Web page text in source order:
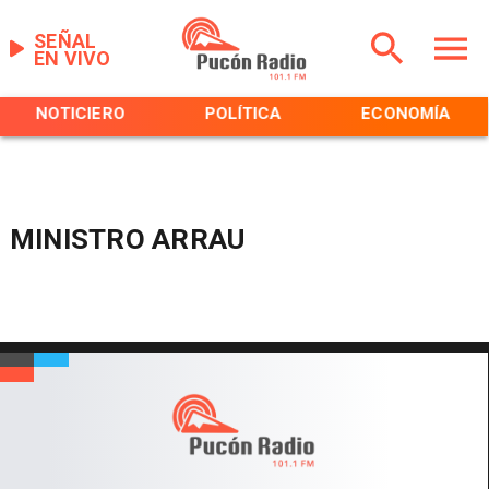
EN VIVO
SEÑAL
NOTICIERO POLÍTICA ECONOMÍA
MINISTRO ARRAU